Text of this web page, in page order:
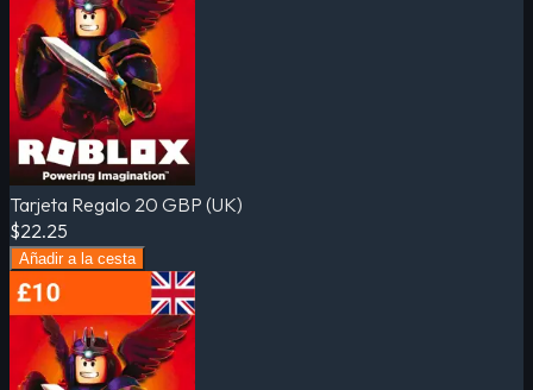
Tarjeta Regalo 20 GBP (UK)
$22.25
Añadir a la cesta